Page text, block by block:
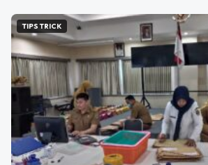
TIPS TRICK